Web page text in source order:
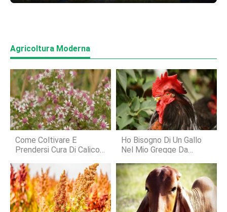
Agricoltura Moderna
Come Coltivare E
Prendersi Cura Di Calico
Dell'estate Al Giardino
Autunnale
Ho Bisogno Di Un Gallo
Nel Mio Gregge Da